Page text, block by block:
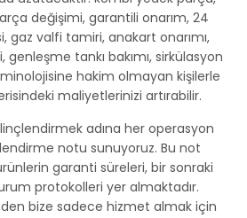
değişimi, garantili onarım, 24
gaz valfi tamiri, anakart onarımı,
tankı bakımı, sirkülasyon
hakim olmayan kişilerle
maliyetlerinizi artırabilir.
adına her operasyon
notu sunuyoruz. Bu not
garanti süreleri, bir sonraki
protokolleri yer almaktadır.
bize sadece hizmet almak için